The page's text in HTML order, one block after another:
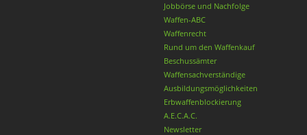
Jobbörse und Nachfolge
Waffen-ABC
Waffenrecht
Rund um den Waffenkauf
Beschussämter
Waffensachverständige
Ausbildungsmöglichkeiten
Erbwaffenblockierung
A.E.C.A.C.
Newsletter